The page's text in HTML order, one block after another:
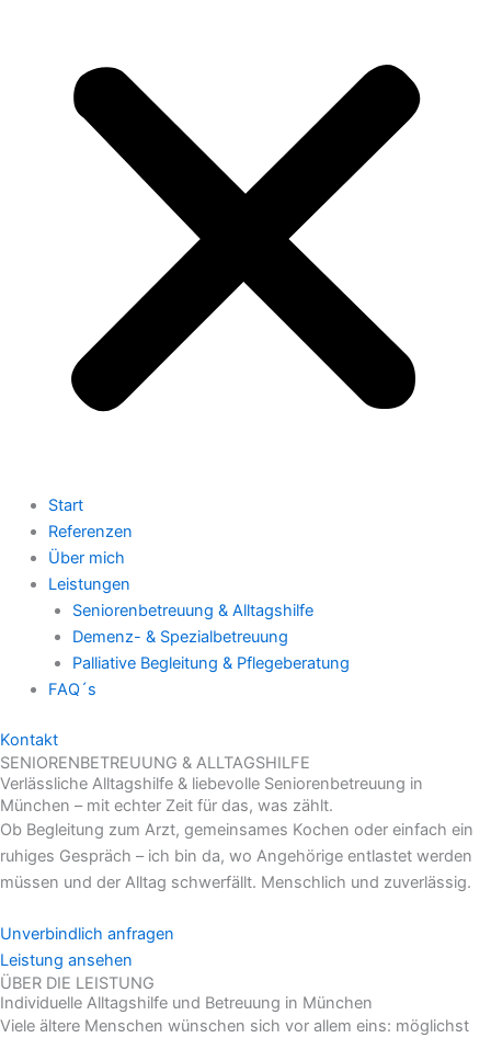
Start
Referenzen
Über mich
Leistungen
Seniorenbetreuung & Alltagshilfe
Demenz- & Spezialbetreuung
Palliative Begleitung & Pflegeberatung
FAQ´s
Kontakt
SENIORENBETREUUNG & ALLTAGSHILFE
Verlässliche Alltagshilfe & liebevolle Seniorenbetreuung in
München – mit echter Zeit für das, was zählt.
Ob Begleitung zum Arzt, gemeinsames Kochen oder einfach ein
ruhiges Gespräch – ich bin da, wo Angehörige entlastet werden
müssen und der Alltag schwerfällt. Menschlich und zuverlässig.
Unverbindlich anfragen
Leistung ansehen
ÜBER DIE LEISTUNG
Individuelle Alltagshilfe und Betreuung in München
Viele ältere Menschen wünschen sich vor allem eins: möglichst